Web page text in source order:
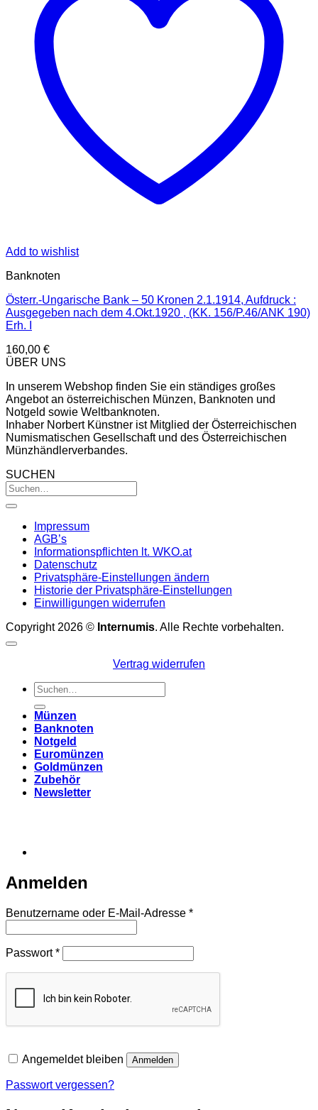
Add to wishlist
Banknoten
Österr.-Ungarische Bank – 50 Kronen 2.1.1914, Aufdruck :
Ausgegeben nach dem 4.Okt.1920 , (KK. 156/P.46/ANK 190)
Erh. I
160,00 €
ÜBER UNS
In unserem Webshop finden Sie ein ständiges großes
Angebot an österreichischen Münzen, Banknoten und
Notgeld sowie Weltbanknoten.
Inhaber Norbert Künstner ist Mitglied der Österreichischen
Numismatischen Gesellschaft und des Österreichischen
Münzhändlerverbandes.
SUCHEN
Impressum
AGB’s
Informationspflichten lt. WKO.at
Datenschutz
Privatsphäre-Einstellungen ändern
Historie der Privatsphäre-Einstellungen
Einwilligungen widerrufen
Copyright 2026 © Internumis. Alle Rechte vorbehalten.
Vertrag widerrufen
Suchen
nach:
Münzen
Banknoten
Notgeld
Euromünzen
Goldmünzen
Zubehör
Newsletter
Anmelden
Benutzername oder E-Mail-Adresse *Erforderlich
Passwort*Erforderlich
Angemeldet bleiben Anmelden
Passwort vergessen?